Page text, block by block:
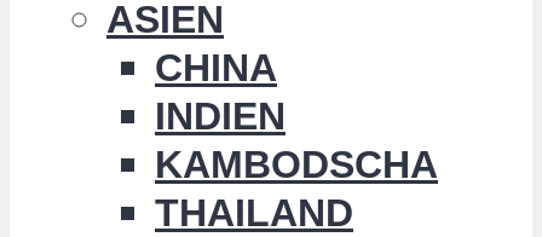
ASIEN
CHINA
INDIEN
KAMBODSCHA
THAILAND